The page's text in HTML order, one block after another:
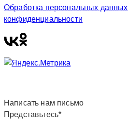
Обработка персональных данных
конфиденциальности
Написать нам письмо
Представьтесь*